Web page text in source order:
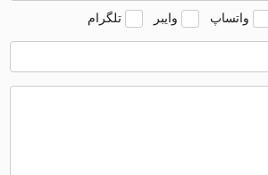
واتساپ وایبر تلگرام